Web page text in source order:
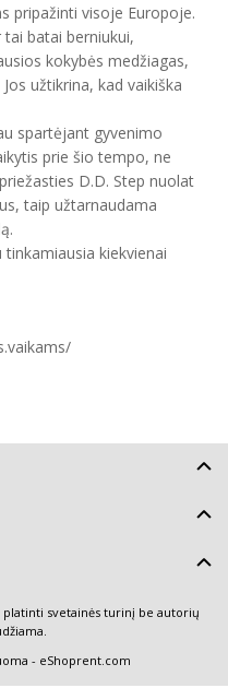
pripažinti visoje Europoje.
batai berniukui,
kokybės medžiagas,
užtikrina, kad vaikiška
spartėjant gyvenimo
prie šio tempo, ne
D.D. Step nuolat
taip užtarnaudama
kiekvienai
platinti svetainės turinį be autorių
- eShoprent.com